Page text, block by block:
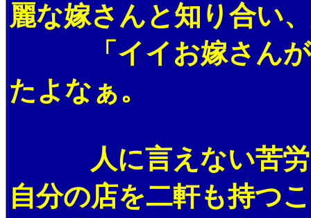
麗な嫁さんと知り合い
「イイお嫁さんが来
たよなぁ。
人に言えない苦労も
自分の店を二軒も持つ